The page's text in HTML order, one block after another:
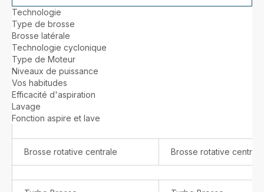
Serie
65
RR8L65WH
Aspirateur
robot
-
2300
Pa
-
Technologie
Camera
Serie
Technologie
Type de brosse
Brosse latérale
Technologie cyclonique
Type de Moteur
Niveaux de puissance
Vos habitudes
Efficacité d'aspiration
Lavage
Fonction aspire et lave
Brosse rotative centrale Brosse rotative centrale